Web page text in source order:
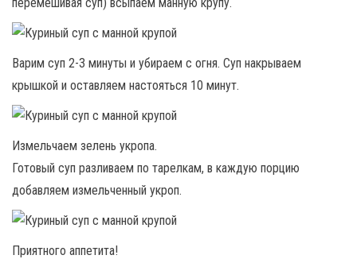
Варим суп 2-3 минуты и убираем с огня. Суп накрываем
крышкой и оставляем настояться 10 минут.
Измельчаем зелень укропа.
Готовый суп разливаем по тарелкам, в каждую порцию
добавляем измельченный укроп.
Приятного аппетита!